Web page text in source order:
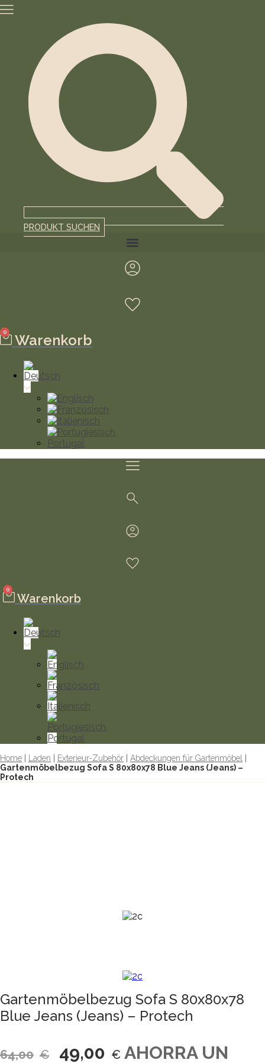
Zum
Inhalt
PRODUKT SUCHEN
0 Warenkorb
0
Warenkorb
Home Laden Exterieur-Zubehör Abdeckungen für Gartenmöbel
Gartenmöbelbezug Sofa S 80x80x78 Blue Jeans (Jeans) –
Protech
Gartenmöbelbezug Sofa S 80x80x78
Blue Jeans (Jeans) – Protech
64,00 €
Ursprünglicher
49,00 € Aktueller
AHORRA UN